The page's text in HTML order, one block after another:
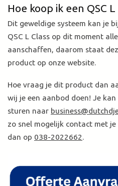
Hoe koop ik een QSC
Dit geweldige systeem kan je
QSC L Class op dit moment
aanschaffen, daarom staat
product op onze website.
Hoe vraag je dit product dan
wij je een aanbod doen! Je
sturen naar
zo snel mogelijk contact met je
dan op 038-2022662.